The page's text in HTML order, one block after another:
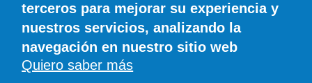
© SIROCO INFORMACIÓN SL | Tel. 828 081 655 | Móvil y WhatsApp 606 845
886 |info@diariodelanzarote.com
terceros para mejorar su experiencia y
nuestros servicios, analizando la
navegación en nuestro sitio web
Quiero saber más